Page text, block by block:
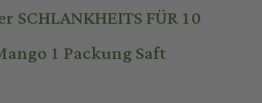
SCHLANKHEITS FÜR 10
1 Packung Saft